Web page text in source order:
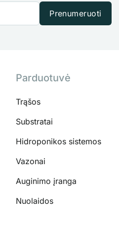
Prenumeruoti
Parduotuvė
Trąšos
Substratai
Hidroponikos sistemos
Vazonai
Auginimo įranga
Nuolaidos